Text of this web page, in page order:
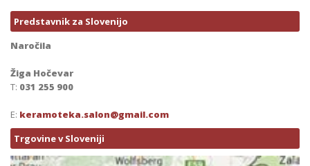
Predstavnik za Slovenijo
Naročila
Žiga Hočevar
T: 031 255 900
E: keramoteka.salon@gmail.com
Trgovine v Sloveniji